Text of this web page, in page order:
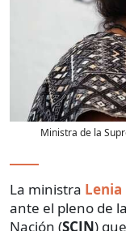
Ministra de la
La ministra
ante el pleno de
Nación (SCJN)